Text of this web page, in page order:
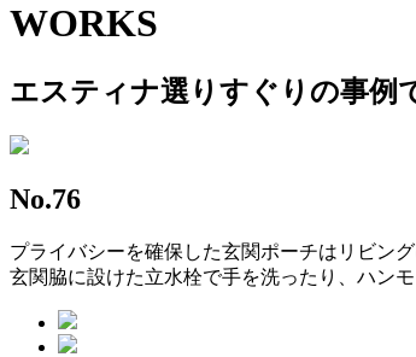
WORKS
エスティナ選りすぐりの事例
No.76
プライバシーを確保した玄関ポーチはリビン
玄関脇に設けた立水栓で手を洗ったり、ハン